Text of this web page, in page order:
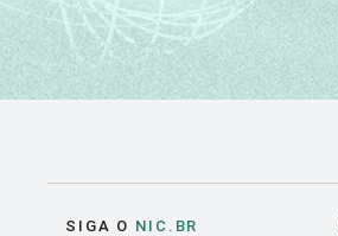
SIGA O NIC.BR